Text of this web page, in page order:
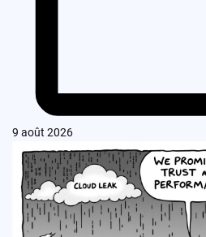
9 août 2026